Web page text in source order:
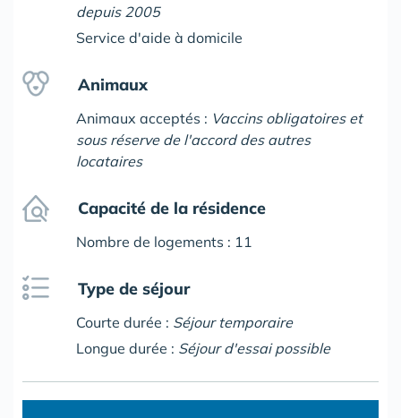
depuis 2005
Service d'aide à domicile
Animaux
Animaux acceptés : Vaccins obligatoires et
sous réserve de l'accord des autres
locataires
Capacité de la résidence
Nombre de logements : 11
Type de séjour
Courte durée : Séjour temporaire
Longue durée : Séjour d'essai possible